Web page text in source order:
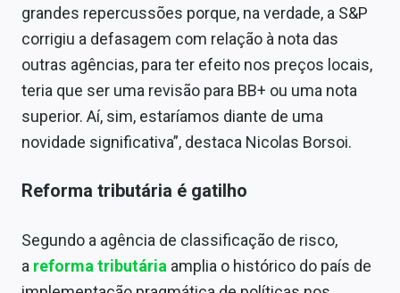
grandes repercussões porque, na verdade, a S&P
corrigiu a defasagem com relação à nota das
outras agências, para ter efeito nos preços locais,
teria que ser uma revisão para BB+ ou uma nota
superior. Aí, sim, estaríamos diante de uma
novidade significativa”, destaca Nicolas Borsoi.
Reforma tributária é gatilho
Segundo a agência de classificação de risco,
a reforma tributária amplia o histórico do país de